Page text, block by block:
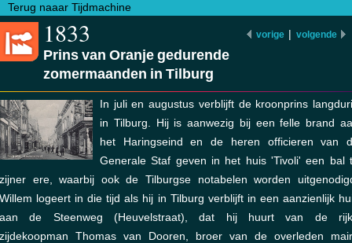
Terug naaar Tijdmachine
vorige | volgende
1833
Prins van Oranje gedurende
zomermaanden in Tilburg
In juli en augustus verblijft de kroonprins
in Tilburg. Hij is aanwezig bij een felle brand
het Haringseind en de heren officieren van
Generale Staf geven in het huis 'Tivoli' een bal
zijner ere, waarbij ook de Tilburgse notabelen worden
Willem logeert in die tijd als hij in Tilburg verblijft in een aanzienlijk
aan de Steenweg (Heuvelstraat), dat hij huurt van de
zijdekoopman Thomas van Dooren, broer van de overleden